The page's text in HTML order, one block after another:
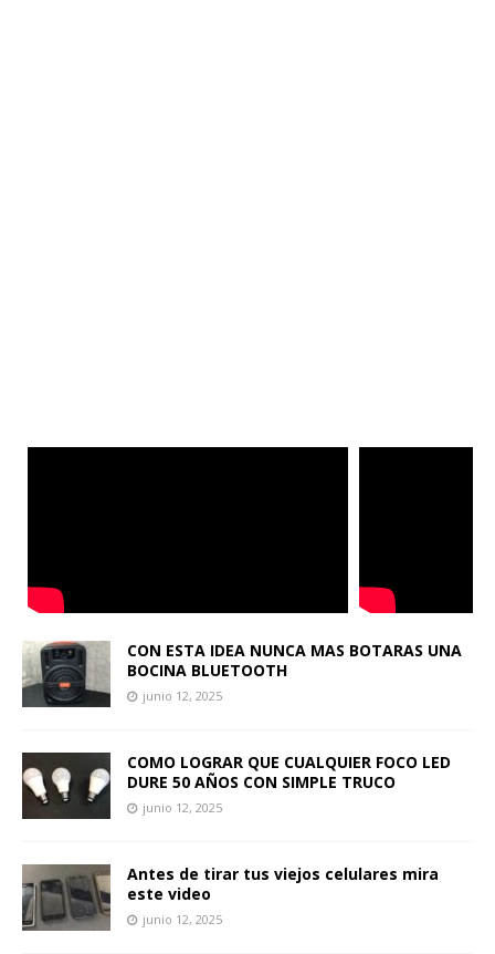
CON ESTA IDEA NUNCA MAS BOTARAS UNA
BOCINA BLUETOOTH
junio 12, 2025
COMO LOGRAR QUE CUALQUIER FOCO LED
DURE 50 AÑOS CON SIMPLE TRUCO
junio 12, 2025
Antes de tirar tus viejos celulares mira
este video
junio 12, 2025